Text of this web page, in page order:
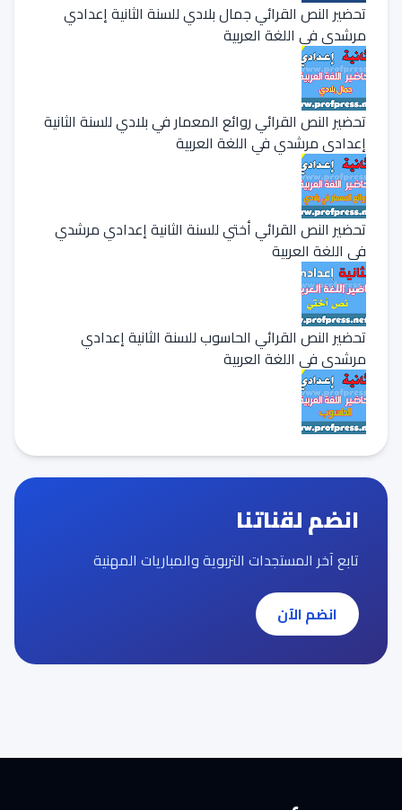
تحضير النص القرائي جمال بلادي للسنة الثانية إعدادي
مرشدي في اللغة العربية
تحضير النص القرائي روائع المعمار في بلادي للسنة الثانية
إعدادي مرشدي في اللغة العربية
تحضير النص القرائي أختي للسنة الثانية إعدادي مرشدي
في اللغة العربية
تحضير النص القرائي الحاسوب للسنة الثانية إعدادي
مرشدي في اللغة العربية
انضم لقناتنا
تابع آخر المستجدات التربوية والمباريات المهنية
انضم الآن